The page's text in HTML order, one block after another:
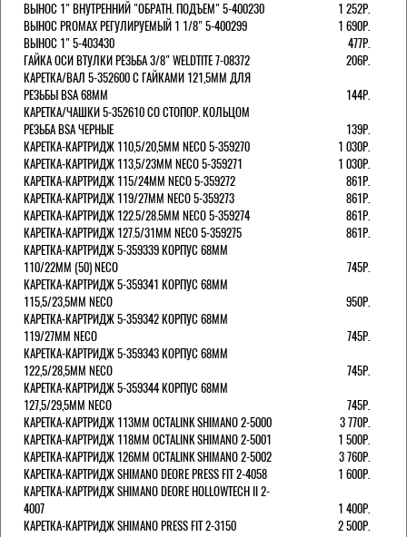
ВЫНОС 1" ВНУТРЕННИЙ "ОБРАТН. ПОДЪЕМ" 5-400230
1 252Р.
ВЫНОС PROMAX РЕГУЛИРУЕМЫЙ 1 1/8" 5-400299
1 690Р.
ВЫНОС 1" 5-403430
477Р.
ГАЙКА ОСИ ВТУЛКИ РЕЗЬБА 3/8" WELDTITE 7-08372
206Р.
КАРЕТКА/ВАЛ 5-352600 С ГАЙКАМИ 121,5ММ ДЛЯ
РЕЗЬБЫ BSA 68ММ
144Р.
КАРЕТКА/ЧАШКИ 5-352610 СО СТОПОР. КОЛЬЦОМ
РЕЗЬБА BSA ЧЕРНЫЕ
139Р.
КАРЕТКА-КАРТРИДЖ 110,5/20,5ММ NECO 5-359270
1 030Р.
КАРЕТКА-КАРТРИДЖ 113,5/23ММ NECO 5-359271
1 030Р.
КАРЕТКА-КАРТРИДЖ 115/24ММ NECO 5-359272
861Р.
КАРЕТКА-КАРТРИДЖ 119/27ММ NECO 5-359273
861Р.
КАРЕТКА-КАРТРИДЖ 122.5/28.5ММ NECO 5-359274
861Р.
КАРЕТКА-КАРТРИДЖ 127.5/31ММ NECO 5-359275
861Р.
КАРЕТКА-КАРТРИДЖ 5-359339 КОРПУС 68ММ
110/22ММ (50) NECO
745Р.
КАРЕТКА-КАРТРИДЖ 5-359341 КОРПУС 68ММ
115,5/23,5ММ NECO
950Р.
КАРЕТКА-КАРТРИДЖ 5-359342 КОРПУС 68ММ
119/27ММ NECO
745Р.
КАРЕТКА-КАРТРИДЖ 5-359343 КОРПУС 68ММ
122,5/28,5ММ NECO
745Р.
КАРЕТКА-КАРТРИДЖ 5-359344 КОРПУС 68ММ
127,5/29,5ММ NECO
745Р.
КАРЕТКА-КАРТРИДЖ 113ММ OCTALINK SHIMANO 2-5000
3 770Р.
КАРЕТКА-КАРТРИДЖ 118ММ OCTALINK SHIMANO 2-5001
1 500Р.
КАРЕТКА-КАРТРИДЖ 126ММ OCTALINK SHIMANO 2-5002
3 760Р.
КАРЕТКА-КАРТРИДЖ SHIMANO DEORE PRESS FIT 2-4058
1 600Р.
КАРЕТКА-КАРТРИДЖ SHIMANO DEORE HOLLOWTECH II 2-
4007
1 400Р.
КАРЕТКА-КАРТРИДЖ SHIMANO PRESS FIT 2-3150
2 500Р.